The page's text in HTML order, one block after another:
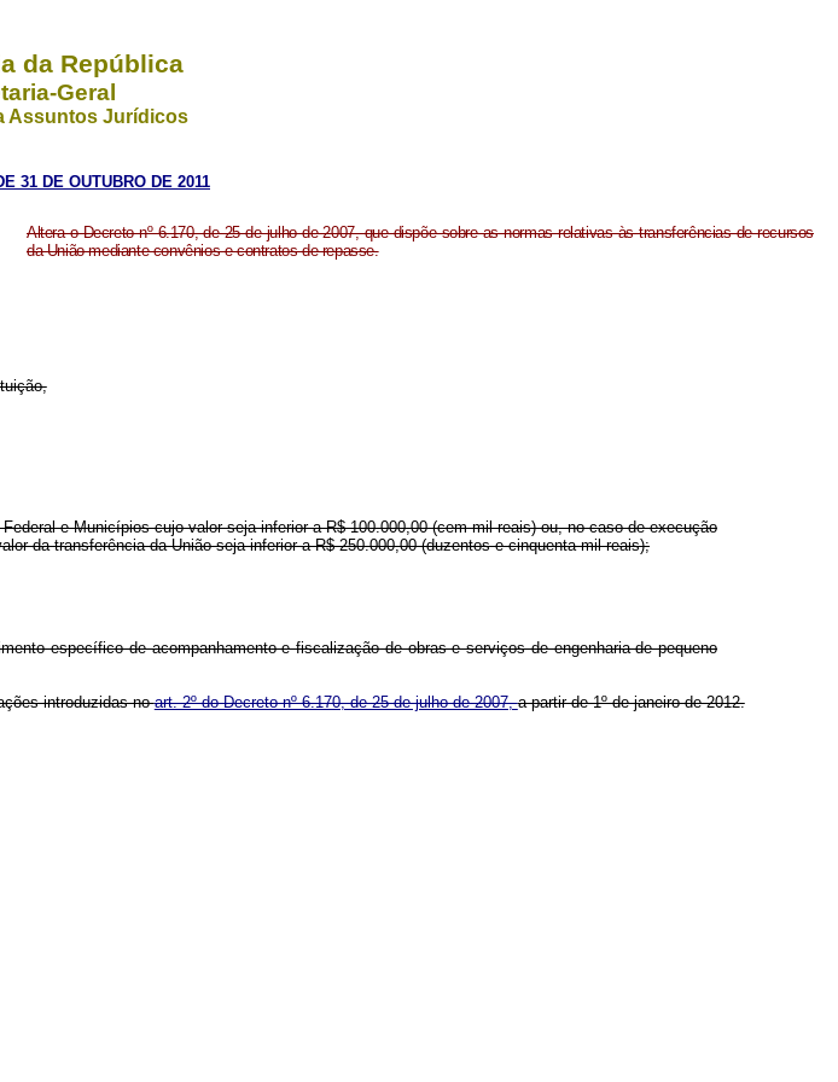
da República
Geral
Assuntos Jurídicos
31 DE OUTUBRO DE 2011
Altera o Decreto nº 6.170, de 25 de julho de 2007, que dispõe sobre as normas relativas às transferências de recursos
da União mediante convênios e contratos de repasse.
e Municípios cujo valor seja inferior a R$ 100.000,00 (cem mil reais) ou, no caso de execução
da transferência da União seja inferior a R$ 250.000,00 (duzentos e cinquenta mil reais);
específico de acompanhamento e fiscalização de obras e serviços de engenharia de pequeno
introduzidas noart. 2º do Decreto nº 6.170, de 25 de julho de 2007,a partir de 1º de janeiro de 2012.